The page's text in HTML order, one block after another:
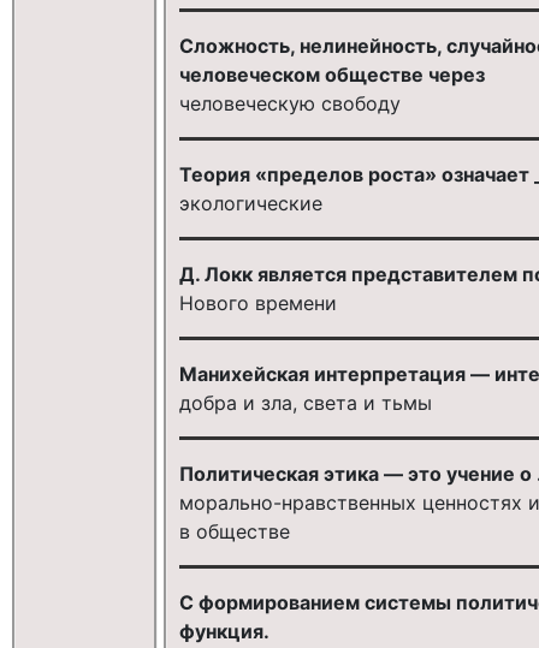
Сложность, нелинейность,
человеческом обществе через
человеческую свободу
Теория «пределов роста» означает
экологические
Д. Локк является представителем
Нового времени
Манихейская интерпретация —
добра и зла, света и тьмы
Политическая этика — это учение о
морально-нравственных ценностях
в обществе
С формированием системы
функция.